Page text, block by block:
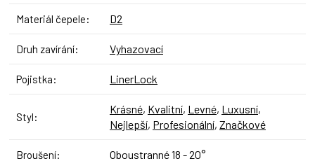
Materiál čepele: D2
Druh zavírání: Vyhazovací
Pojistka: LinerLock
Styl:
Krásné, Kvalitní, Levné, Luxusní,
Nejlepší, Profesionální, Značkové
Broušení: Oboustranné 18 - 20°